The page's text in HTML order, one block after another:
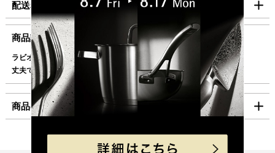
【コンビニ決済をご利用の場合】
8月6日（木）迄の『ご注文及びご入金確認分』は8月7日
（金）迄に順次発送いたします。
上記日時以降のご注文及びご入金確認分につきましては、8月
17日（月）以降の発送となります。
ご迷惑をお掛けいたしますが、何卒ご了承賜りますよう
お願い申し上げます。
配送料・お支払い方法について
■配送料（税込）
北海道
東北・関東・信越・
北陸・中部・関西
840円
中国・四国 930円
1,980円
商品説明
ラビオリの生地をカットするための専用カッター。
丈夫で耐久性に優れたクロマーガンステンレススティール製です。
商品の仕様